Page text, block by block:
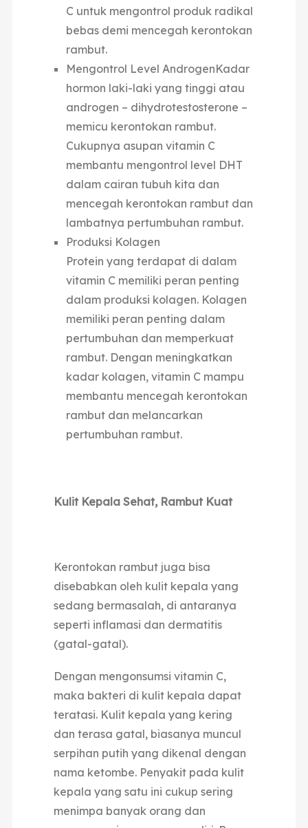
C untuk mengontrol produk radikal
bebas demi mencegah kerontokan
rambut.
Mengontrol Level AndrogenKadar
hormon laki-laki yang tinggi atau
androgen – dihydrotestosterone –
memicu kerontokan rambut.
Cukupnya asupan vitamin C
membantu mengontrol level DHT
dalam cairan tubuh kita dan
mencegah kerontokan rambut dan
lambatnya pertumbuhan rambut.
Produksi Kolagen
Protein yang terdapat di dalam
vitamin C memiliki peran penting
dalam produksi kolagen. Kolagen
memiliki peran penting dalam
pertumbuhan dan memperkuat
rambut. Dengan meningkatkan
kadar kolagen, vitamin C mampu
membantu mencegah kerontokan
rambut dan melancarkan
pertumbuhan rambut.
Kulit Kepala Sehat, Rambut Kuat
Kerontokan rambut juga bisa
disebabkan oleh kulit kepala yang
sedang bermasalah, di antaranya
seperti inflamasi dan dermatitis
(gatal-gatal).
Dengan mengonsumsi vitamin C,
maka bakteri di kulit kepala dapat
teratasi. Kulit kepala yang kering
dan terasa gatal, biasanya muncul
serpihan putih yang dikenal dengan
nama ketombe. Penyakit pada kulit
kepala yang satu ini cukup sering
menimpa banyak orang dan